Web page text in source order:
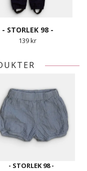
- STORLEK 98 -
139 kr
- STORLEK 98 -